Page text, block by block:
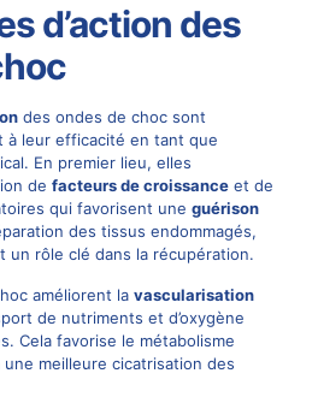
d’action des
des ondes de choc sont
à leur efficacité en tant que
En premier lieu, elles
de facteurs de croissanceet de
qui favorisent une guérison
des tissus endommagés,
un rôle clé dans la récupération.
améliorent la vascularisation
de nutriments et d’oxygène
Cela favorise le métabolisme
meilleure cicatrisation des